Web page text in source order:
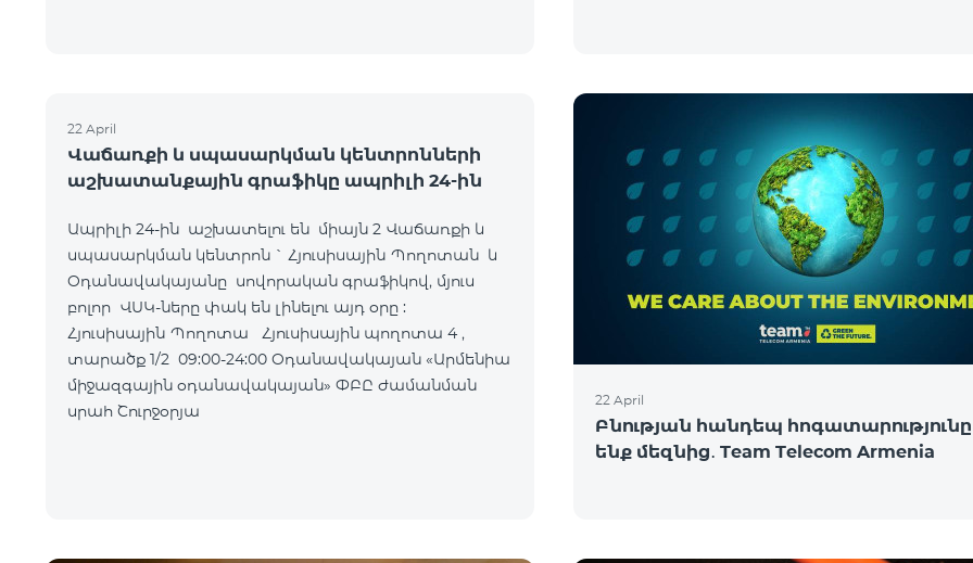
22 April
Վաճառքի և սպասարկման կենտրոնների
աշխատանքային գրաֆիկը ապրիլի 24-ին
Ապրիլի 24-ին աշխատելու են միայն 2 Վաճառքի և
սպասարկման կենտրոն ` Հյուսիսային Պողոտան և
Օդանավակայանը սովորական գրաֆիկով, մյուս
բոլոր ՎՍԿ-ները փակ են լինելու այդ օրը :
Հյուսիսային Պողոտա Հյուսիսային պողոտա 4 ,
տարածք 1/2 09:00-24:00 Օդանավակայան «Արմենիա
միջազգային օդանավակայան» ՓԲԸ ժամանման
սրահ Շուրջօրյա
22 April
Բնության հանդեպ հոգատարությունը
ենք մեզնից․ Team Telecom Armenia